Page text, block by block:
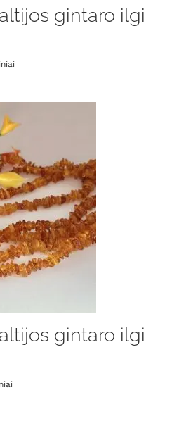
gintaro ilgi
gintaro ilgi